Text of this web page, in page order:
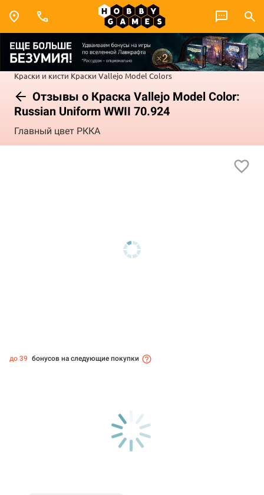
Краски и кисти Краски Vallejo Model Colors
Отзывы о Краска Vallejo Model Color:
Russian Uniform WWII 70.924
Главный цвет РККА
до 39 бонусов на следующие покупки